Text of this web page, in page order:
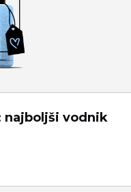
najboljši vodnik